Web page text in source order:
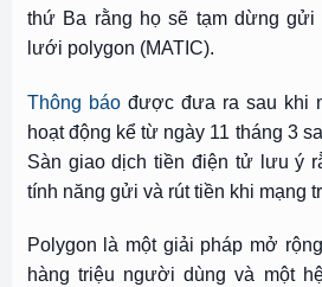
thứ Ba rằng họ sẽ tạm dừng gửi
lưới polygon (MATIC).
Thông báođược đưa ra sau khi
hoạt động kể từ ngày 11 tháng 3
Sàn giao dịch tiền điện tử lưu ý
tính năng gửi và rút tiền khi mạng
Polygon là một giải pháp mở
hàng triệu người dùng và một